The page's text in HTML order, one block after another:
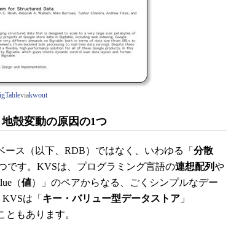
viakwout
殻変動の原因の1つ
ス（以下、RDB）ではなく、いわゆる「 分散
です。KVSは、プログラミング言語の連想配列や
（値）」のペアからなる、ごくシンプルなデー
は「 キー・バリュー型データストア 」
ともあります。